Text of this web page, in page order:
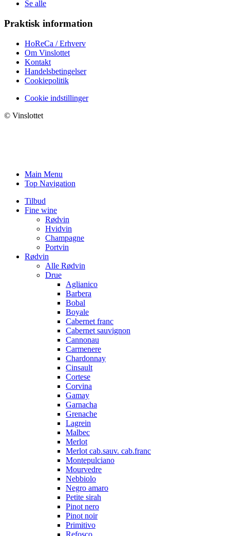
Se alle
Praktisk information
HoReCa / Erhverv
Om Vinslottet
Kontakt
Handelsbetingelser
Cookiepolitik
Cookie indstillinger
© Vinslottet
Main Menu
Top Navigation
Tilbud
Fine wine
Rødvin
Hvidvin
Champagne
Portvin
Rødvin
Alle Rødvin
Drue
Aglianico
Barbera
Bobal
Boyale
Cabernet franc
Cabernet sauvignon
Cannonau
Carmenere
Chardonnay
Cinsault
Cortese
Corvina
Gamay
Garnacha
Grenache
Lagrein
Malbec
Merlot
Merlot cab.sauv. cab.franc
Montepulciano
Mourvedre
Nebbiolo
Negro amaro
Petite sirah
Pinot nero
Pinot noir
Primitivo
Refosco